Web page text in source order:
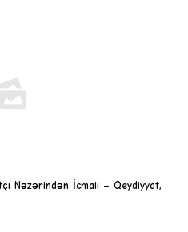
Nəzərindən İcmalı – Qeydiyyat,